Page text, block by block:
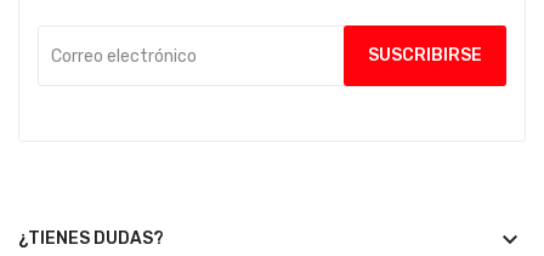
¿TIENES DUDAS? keyboard_arrow_down